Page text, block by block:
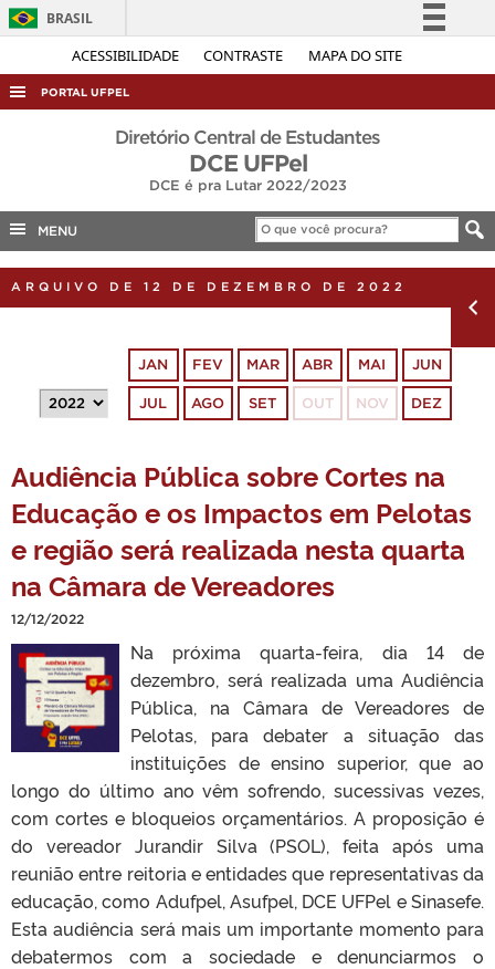
ACESSIBILIDADE CONTRASTE MAPA DO SITE
BRASIL
Simplifique!
Acesso à informação
Legislação
Canais
PORTAL UFPEL
ACESSO À INFORMAÇÃO
EDITAIS
PORTARIAS
Diretório Central de Estudantes
DCE UFPel
DCE é pra Lutar 2022/2023
MENU
ARQUIVO DE 12 DE DEZEMBRO DE 2022
JAN FEV MAR ABR MAI JUN
JUL AGO SET OUT NOV DEZ
Audiência Pública sobre Cortes na
Educação e os Impactos em Pelotas
e região será realizada nesta quarta
na Câmara de Vereadores
12/12/2022
Na próxima quarta-feira, dia 14 de
dezembro, será realizada uma Audiência
Pública, na Câmara de Vereadores de
Pelotas, para debater a situação das
instituições de ensino superior, que ao
longo do último ano vêm sofrendo, sucessivas vezes,
com cortes e bloqueios orçamentários. A proposição é
do vereador Jurandir Silva (PSOL), feita após uma
reunião entre reitoria e entidades que representativas da
educação, como Adufpel, Asufpel, DCE UFPel e Sinasefe.
Esta audiência será mais um importante momento para
debatermos com a sociedade e denunciarmos o